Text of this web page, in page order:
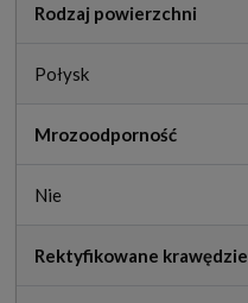
Rodzaj powierzchni
Połysk
Mrozoodporność
Nie
Rektyfikowane krawędzie